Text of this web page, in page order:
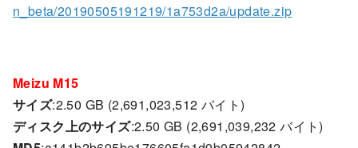
n_beta/20190505191219/1a753d2a/update.zip
Meizu M15
サイズ:2.50 GB (2,691,023,512 バイト)
ディスク上のサイズ:2.50 GB (2,691,039,232 バイト)